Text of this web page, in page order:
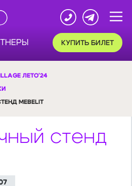
КУПИТЬ БИЛЕТ
ЛЕТО'24
MEBELIT
стенд